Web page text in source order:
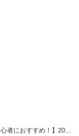
者におすすめ！】2023